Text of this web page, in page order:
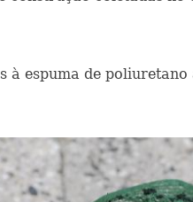
à espuma de